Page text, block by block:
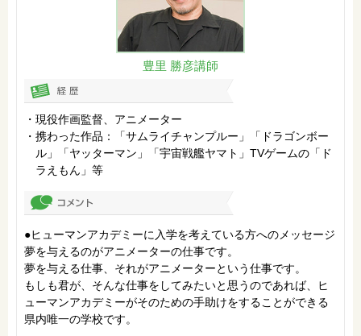
豊里 勝彦講師
現役作画監督、アニメーター
携わった作品：「サムライチャンプルー」「ドラゴンボー
ル」「ヤッターマン」「宇宙戦艦ヤマト」TVゲームの「ド
ラえもん」等
●ヒューマンアカデミーに入学を考えている方へのメッセージ
夢を与えるのがアニメーターの仕事です。
夢を与える仕事、それがアニメーターという仕事です。
もしも君が、そんな仕事をしてみたいと思うのであれば、ヒ
ューマンアカデミーがそのための手助けをすることができる
県内唯一の学校です。